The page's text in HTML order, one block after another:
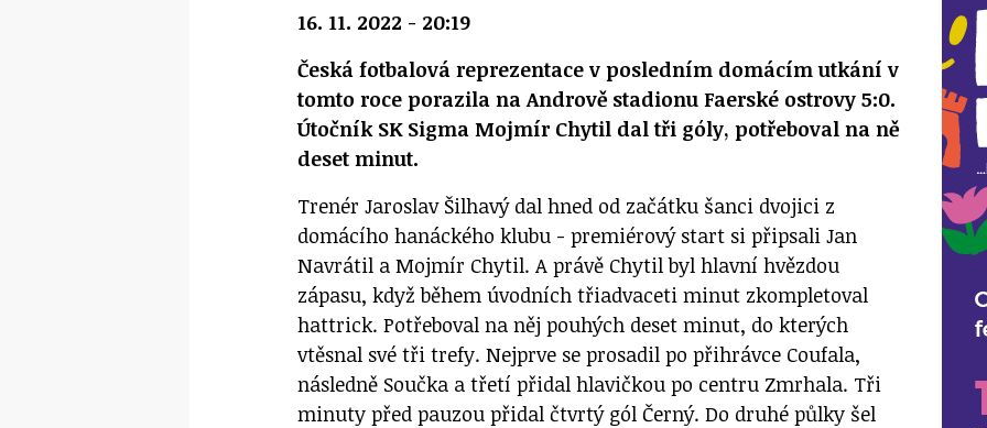
16. 11. 2022 - 20:19
Česká fotbalová reprezentace v posledním domácím utkání v
tomto roce porazila na Andrově stadionu Faerské ostrovy 5:0.
Útočník SK Sigma Mojmír Chytil dal tři góly, potřeboval na ně
deset minut.
Trenér Jaroslav Šilhavý dal hned od začátku šanci dvojici z
domácího hanáckého klubu - premiérový start si připsali Jan
Navrátil a Mojmír Chytil. A právě Chytil byl hlavní hvězdou
zápasu, když během úvodních třiadvaceti minut zkompletoval
hattrick. Potřeboval na něj pouhých deset minut, do kterých
vtěsnal své tři trefy. Nejprve se prosadil po přihrávce Coufala,
následně Součka a třetí přidal hlavičkou po centru Zmrhala. Tři
minuty před pauzou přidal čtvrtý gól Černý. Do druhé půlky šel